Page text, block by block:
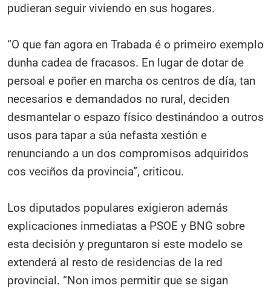
pudieran seguir viviendo en sus hogares.
“O que fan agora en Trabada é o primeiro exemplo
dunha cadea de fracasos. En lugar de dotar de
persoal e poñer en marcha os centros de día, tan
necesarios e demandados no rural, deciden
desmantelar o espazo físico destinándoo a outros
usos para tapar a súa nefasta xestión e
renunciando a un dos compromisos adquiridos
cos veciños da provincia”, criticou.
Los diputados populares exigieron además
explicaciones inmediatas a PSOE y BNG sobre
esta decisión y preguntaron si este modelo se
extenderá al resto de residencias de la red
provincial. “Non imos permitir que se sigan